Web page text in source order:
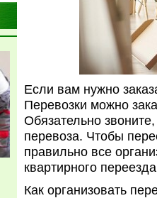
Если вам нужно
Перевозки можно
Обязательно
перевоза. Чтобы
правильно все
квартирного
Как организовать